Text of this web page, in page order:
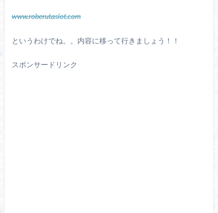
www.roberutaslot.com
というわけでね。。内容に移って行きましょう！！
スポンサードリンク